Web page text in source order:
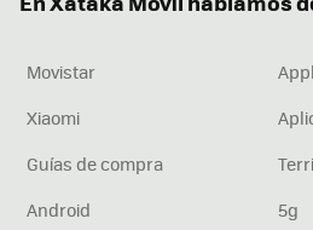
Movistar
Xiaomi
Guías de compra
Android
5g